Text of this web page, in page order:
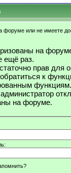
форуме или не имеете
на
ещё раз.
прав для
к
функциям.
на форуме.